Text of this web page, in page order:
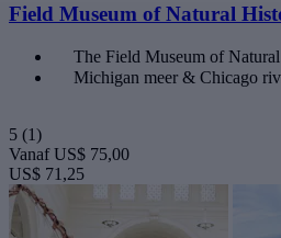
Field Museum of Natural
The Field Museum of
Michigan meer & Chicago
5 (1)
Vanaf US$ 75,00
US$ 71,25